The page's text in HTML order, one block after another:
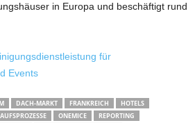
in Europa und beschäftigt rund
für
Events
DACH-MARKT FRANKREICH
HOTELS
ONEMICE
REPORTING